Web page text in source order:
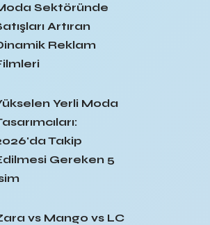
Sektöründe
Artıran
Reklam
Yerli Moda
Takip
Gereken 5
vs Mango vs LC